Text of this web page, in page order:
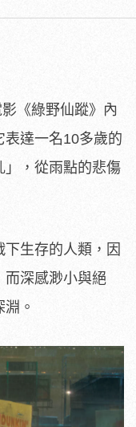
《綠野仙蹤》內
表達一名10多歲的
」，從雨點的悲傷
生存的人類，因
而深感渺小與絕
。